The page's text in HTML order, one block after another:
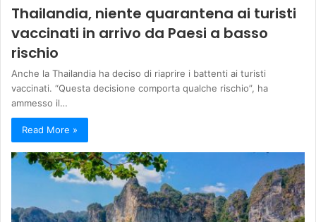
Thailandia, niente quarantena ai turisti
vaccinati in arrivo da Paesi a basso
rischio
Anche la Thailandia ha deciso di riaprire i battenti ai turisti
vaccinati. “Questa decisione comporta qualche rischio”, ha
ammesso il…
Read More »